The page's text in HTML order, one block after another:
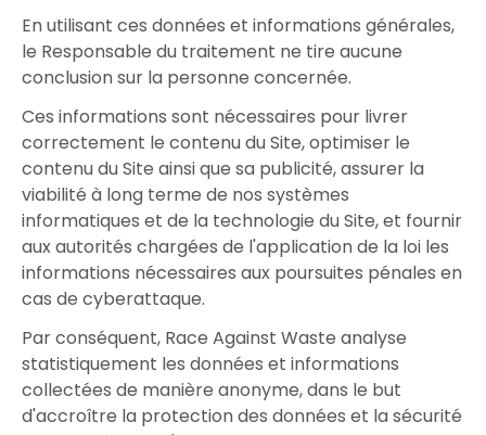
En utilisant ces données et informations générales,
le Responsable du traitement ne tire aucune
conclusion sur la personne concernée.
Ces informations sont nécessaires pour livrer
correctement le contenu du Site, optimiser le
contenu du Site ainsi que sa publicité, assurer la
viabilité à long terme de nos systèmes
informatiques et de la technologie du Site, et fournir
aux autorités chargées de l'application de la loi les
informations nécessaires aux poursuites pénales en
cas de cyberattaque.
Par conséquent, Race Against Waste analyse
statistiquement les données et informations
collectées de manière anonyme, dans le but
d'accroître la protection des données et la sécurité